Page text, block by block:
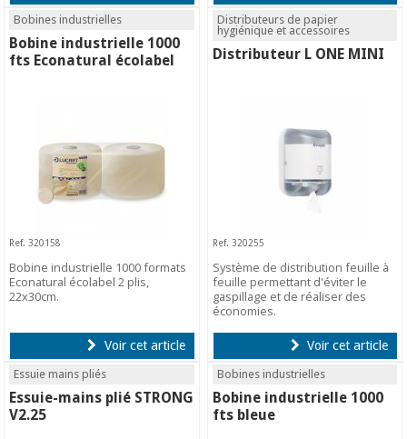
Bobines industrielles
Bobine industrielle 1000
fts Econatural écolabel
Ref. 320158
Bobine industrielle 1000 formats
Econatural écolabel 2 plis,
22x30cm.
Voir cet article
Distributeurs de papier
hygiénique et accessoires
Distributeur L ONE MINI
Ref. 320255
Système de distribution feuille à
feuille permettant d'éviter le
gaspillage et de réaliser des
économies.
Voir cet article
Essuie mains pliés
Essuie-mains plié STRONG
V2.25
Bobines industrielles
Bobine industrielle 1000
fts bleue